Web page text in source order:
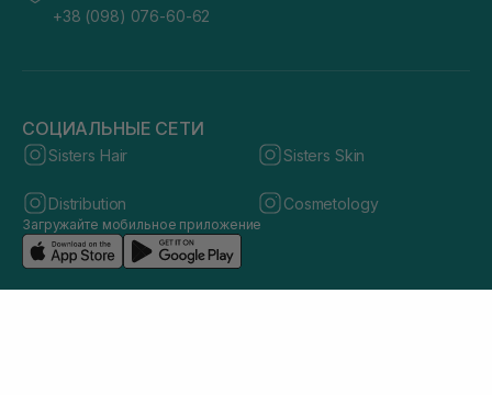
+38 (098) 076-60-62
СОЦИАЛЬНЫЕ СЕТИ
Sisters Hair Sisters Skin
Distribution Cosmetology
Загружайте мобильное приложение